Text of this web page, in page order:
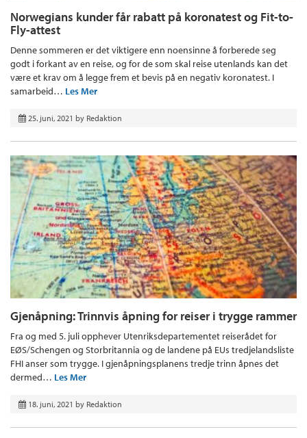
Norwegians kunder får rabatt på koronatest og Fit-to-
Fly-attest
Denne sommeren er det viktigere enn noensinne å forberede seg
godt i forkant av en reise, og for de som skal reise utenlands kan det
være et krav om å legge frem et bevis på en negativ koronatest. I
samarbeid… Les Mer
25. juni, 2021 by Redaktion
Gjenåpning: Trinnvis åpning for reiser i trygge rammer
Fra og med 5. juli opphever Utenriksdepartementet reiserådet for
EØS/Schengen og Storbritannia og de landene på EUs tredjelandsliste
FHI anser som trygge. I gjenåpningsplanens tredje trinn åpnes det
dermed… Les Mer
18. juni, 2021 by Redaktion